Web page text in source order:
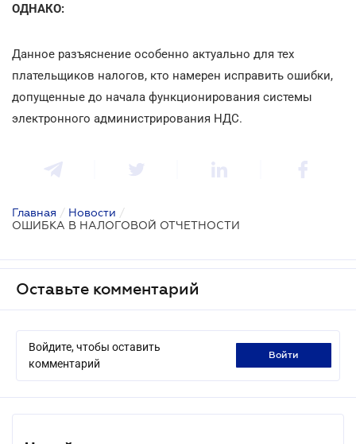
ОДНАКО:
Данное разъяснение особенно актуально для тех
плательщиков налогов, кто намерен исправить ошибки,
допущенные до начала функционирования системы
электронного администрирования НДС.
Главная / Новости /
ОШИБКА В НАЛОГОВОЙ ОТЧЕТНОСТИ
Оставьте комментарий
Войдите, чтобы оставить
комментарий
войти